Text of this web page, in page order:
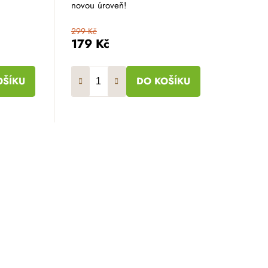
179 Kč
299 Kč
DO KOŠÍKU
novou úroveň!